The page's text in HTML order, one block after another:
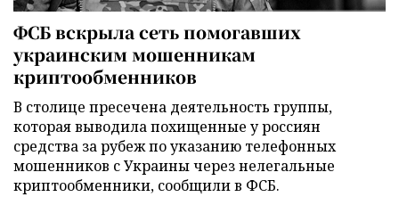
ФСБ вскрыла сеть помогавших
украинским мошенникам
криптообменников
В столице пресечена деятельность группы,
которая выводила похищенные у россиян
средства за рубеж по указанию телефонных
мошенников с Украины через нелегальные
криптообменники, сообщили в ФСБ.